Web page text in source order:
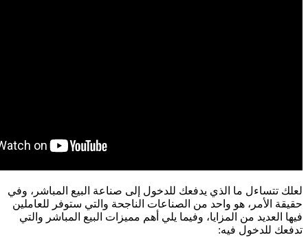
لعلك تتساءل ما الذي يدفعك للدخول إلى صناعة البيع المباشر، وفي
حقيقة الأمر، هو واحد من الصناعات الناجحة والتي ستوفر للعاملين
فيها العديد من المزايا، وفيما يلي أهم مميزات البيع المباشر والتي
تدفعك للدخول فيه: